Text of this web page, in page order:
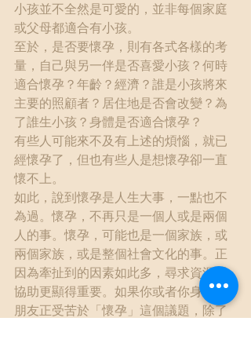
小孩並不全然是可愛的，並非每個家庭
或父母都適合有小孩。
至於，是否要懷孕，則有各式各樣的考
量，自己與另一伴是否喜愛小孩？何時
適合懷孕？年齡？經濟？誰是小孩將來
主要的照顧者？居住地是否會改變？為
了誰生小孩？身體是否適合懷孕？
有些人可能來不及有上述的煩惱，就已
經懷孕了，但也有些人是想懷孕卻一直
懷不上。
如此，說到懷孕是人生大事，一點也不
為過。懷孕，不再只是一個人或是兩個
人的事。懷孕，可能也是一個家族，或
兩個家族，或是整個社會文化的事。正
因為牽扯到的因素如此多，尋求資源與
協助更顯得重要。如果你或者你身邊的
朋友正受苦於「懷孕」這個議題，除了